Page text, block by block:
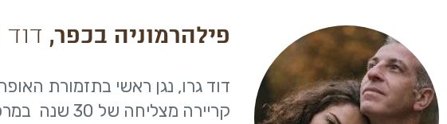
פילהרמוניה בכפר, דוד
דוד גרו, נגן ראשי בתזמורת
קריירה